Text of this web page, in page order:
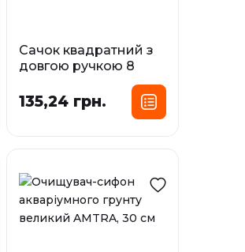
Сачок квадратний з
довгою ручкою 8
AMTRA BLACK NET,
20х14 см
135,24 грн.